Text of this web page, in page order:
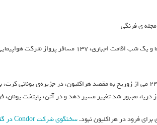
ی فرنگی
مجبور شد تغییر مسیر دهد و در آتن، پایتخت یونان،
برای فرود در هراکلیون نبود.سخنگوی شرکت Condor در گفت‌وگو با بیزنس اینسایدر